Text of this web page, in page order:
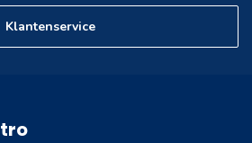
Klantenservice